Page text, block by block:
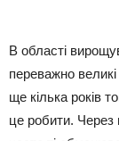
В області
переважно
ще кілька років
це робити. Через